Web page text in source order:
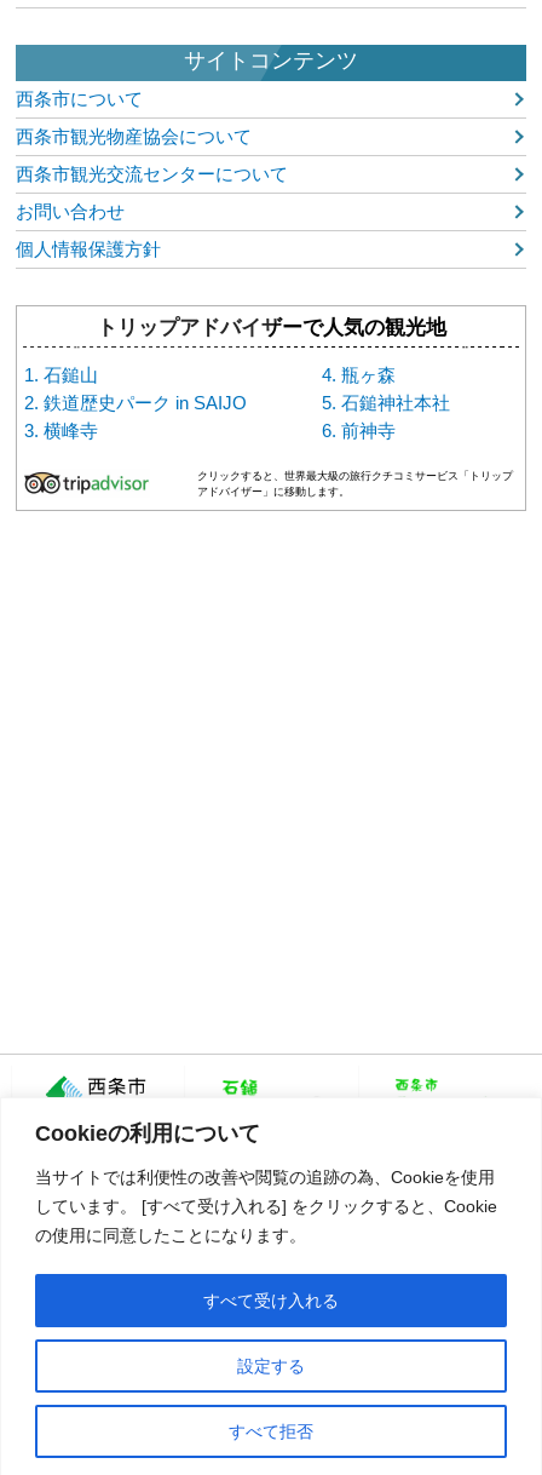
Cookieの利用について
当サイトでは利便性の改善や閲覧の追跡の為、Cookieを使用
しています。 [すべて受け入れる] をクリックすると、Cookie
の使用に同意したことになります。
設定する
すべて拒否
すべて受け入れる
サイトコンテンツ
西条市について
西条市観光物産協会について
西条市観光交流センターについて
お問い合わせ
個人情報保護方針
トリップアドバイザーで人気の観光地
石鎚山
鉄道歴史パーク in SAIJO
横峰寺
瓶ヶ森
石鎚神社本社
前神寺
クリックすると、世界最大級の旅行クチコミサービス「トリップ
アドバイザー」に移動します。
TEL：0897-56-2605
Copyright©2018 いまどき西条 一般社団法人 西条市観光物産協会 All rights reserved.